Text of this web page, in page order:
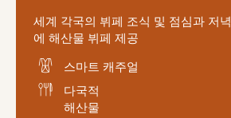
세계 각국의 뷔페 조식 및 점심과 저녁
에 해산물 뷔페 제공
스마트 캐주얼
다국적
해산물